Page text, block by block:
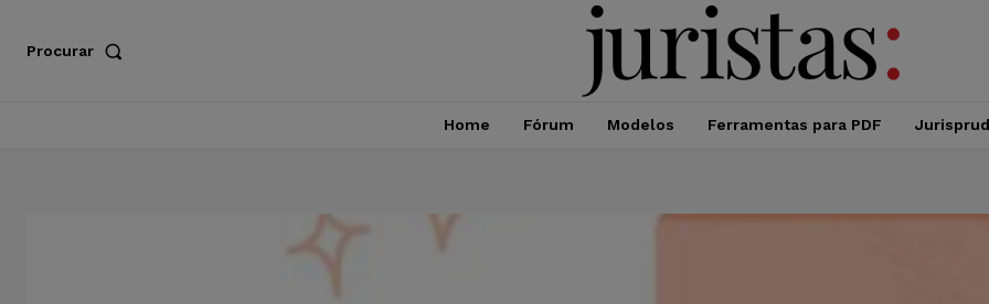
Procurar
Home Fórum Modelos Ferramentas para PDF